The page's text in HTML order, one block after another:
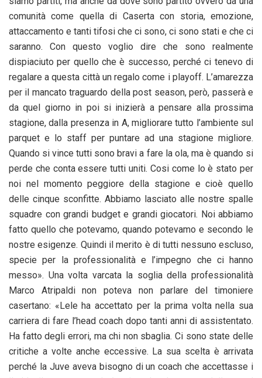
comunità come quella di Caserta con storia, emozione,
attaccamento e tanti tifosi che ci sono, ci sono stati e che ci
saranno. Con questo voglio dire che sono realmente
dispiaciuto per quello che è successo, perché ci tenevo di
regalare a questa città un regalo come i playoff. L’amarezza
per il mancato traguardo della post season, però, passerà e
da quel giorno in poi si inizierà a pensare alla prossima
stagione, dalla presenza in A, migliorare tutto l’ambiente sul
parquet e lo staff per puntare ad una stagione migliore.
Quando si vince tutti sono bravi a fare la ola, ma è quando si
perde che conta essere tutti uniti. Cosi come lo è stato per
noi nel momento peggiore della stagione e cioè quello
delle cinque sconfitte. Abbiamo lasciato alle nostre spalle
squadre con grandi budget e grandi giocatori. Noi abbiamo
fatto quello che potevamo, quando potevamo e secondo le
nostre esigenze. Quindi il merito è di tutti nessuno escluso,
specie per la professionalità e l’impegno che ci hanno
messo». Una volta varcata la soglia della professionalità
Marco Atripaldi non poteva non parlare del timoniere
casertano: «Lele ha accettato per la prima volta nella sua
carriera di fare l’head coach dopo tanti anni di assistentato.
Ha fatto degli errori, ma chi non sbaglia. Ci sono state delle
critiche a volte anche eccessive. La sua scelta è arrivata
perché la Juve aveva bisogno di un coach che accettasse i